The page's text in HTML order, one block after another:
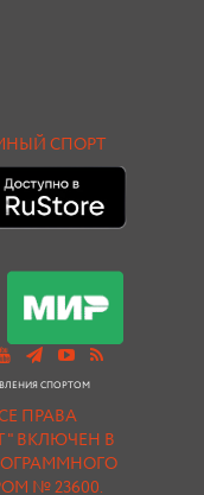
СПОРТ
СПОРТОМ
ПРАВА
ВКЛЮЧЕН В
№ 23600.